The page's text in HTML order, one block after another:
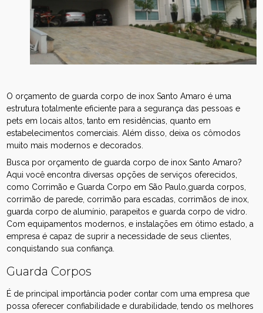
O orçamento de guarda corpo de inox Santo Amaro é uma
estrutura totalmente eficiente para a segurança das pessoas e
pets em locais altos, tanto em residências, quanto em
estabelecimentos comerciais. Além disso, deixa os cômodos
muito mais modernos e decorados.
Busca por orçamento de guarda corpo de inox Santo Amaro?
Aqui você encontra diversas opções de serviços oferecidos,
como Corrimão e Guarda Corpo em São Paulo,guarda corpos,
corrimão de parede, corrimão para escadas, corrimãos de inox,
guarda corpo de alumínio, parapeitos e guarda corpo de vidro.
Com equipamentos modernos, e instalações em ótimo estado, a
empresa é capaz de suprir a necessidade de seus clientes,
conquistando sua confiança.
Guarda Corpos
É de principal importância poder contar com uma empresa que
possa oferecer confiabilidade e durabilidade, tendo os melhores